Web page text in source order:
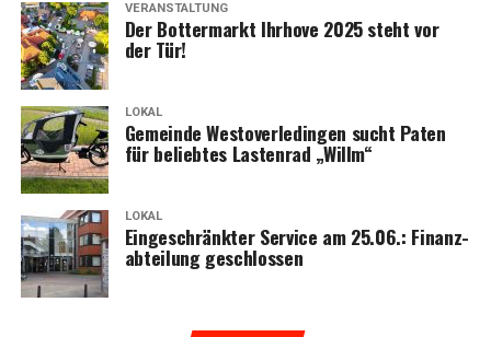
VERANSTALTUNG
Der Bot­ter­markt Ihr­ho­ve 2025 steht vor
der Tür!
LOKAL
Gemein­de Wes­t­ov­er­le­din­gen sucht Paten
für belieb­tes Las­ten­rad „Willm“
LOKAL
Ein­ge­schränk­ter Ser­vice am 25.06.: Finanz­
ab­tei­lung geschlossen